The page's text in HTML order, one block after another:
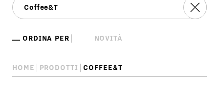
ORDINA PER
HOME PRODOTTI COFFEE&T